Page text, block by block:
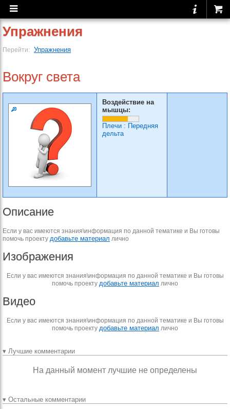
Упражнения
Перейти: Упражнения
Вокруг света
Воздействие на
мышцы:
Плечи : Передняя
дельта
Описание
Если у вас имеются знания\информация по данной тематике и Вы готовы
помочь проекту добавьте материал лично
Изображения
Если у вас имеются знания\информация по данной тематике и Вы готовы
помочь проекту добавьте материал лично
Видео
Если у вас имеются знания\информация по данной тематике и Вы готовы
помочь проекту добавьте материал лично
▾ Лучшие комментарии
На данный момент лучшие не определены
▾ Остальные комментарии